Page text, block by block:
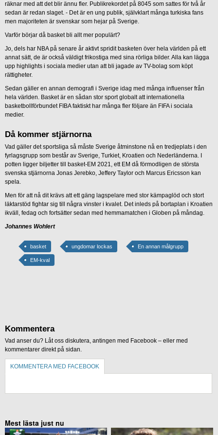
räknar med att det blir ännu fler. Publikrekordet på 8045 som sattes för två år
sedan är redan slaget. - Det är en ung publik, självklart många turkiska fans
men majoriteten är svenskar som hejar på Sverige.
Varför börjar då basket bli allt mer populärt?
Jo, dels har NBA på senare år aktivt spridit basketen över hela världen på ett
annat sätt, de är också väldigt frikostiga med sina rörliga bilder. Alla kan lägga
upp highlights i sociala medier utan att bli jagade av TV-bolag som köpt
rättigheter.
Sedan gäller en annan demografi i Sverige idag med många influenser från
hela världen. Basket är en sådan stor sport globalt att internationella
basketbollförbundet FIBA faktiskt har många fler följare än FIFA i sociala
medier.
Då kommer stjärnorna
Vad gäller det sportsliga så måste Sverige åtminstone nå en tredjeplats i den
fyrlagsgrupp som består av Sverige, Turkiet, Kroatien och Nederländerna. I
potten ligger biljetter till basket-EM 2021, ett EM då förmodligen de största
svenska stjärnorna Jonas Jerebko, Jeffery Taylor och Marcus Ericsson kan
spela.
Men för att nå dit krävs att ett gäng lagspelare med stor kämpaglöd och stort
läktarstöd fightar sig till några vinster i kvalet. Det inleds på bortaplan i Kroatien
ikväll, fedag och fortsätter sedan med hemmamatchen i Globen på måndag.
Johannes Wohlert
basket ungdomar lockas En annan målgrupp
EM-kval
Kommentera
Vad anser du? Låt oss diskutera, antingen med Facebook – eller med
kommentarer direkt på sidan.
KOMMENTERA MED FACEBOOK
Mest lästa just nu